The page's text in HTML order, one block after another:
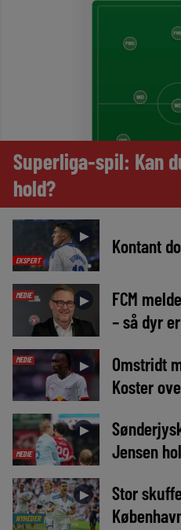
Superliga-spil: Kan
hold?
EKSPERT
► Kontant
MEDIE ►
FCM
– så dyr
MEDIE ►
Omstridt
Koster
MEDIE
►
Jensen
NYHEDER
►
Stor